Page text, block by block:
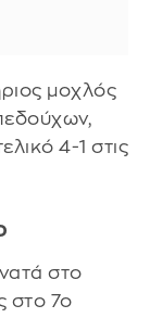
μοχλός
4-1 στις
στο
στο 7ο